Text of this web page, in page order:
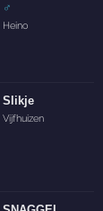
♂
Heino
Slikje
Vijfhuizen